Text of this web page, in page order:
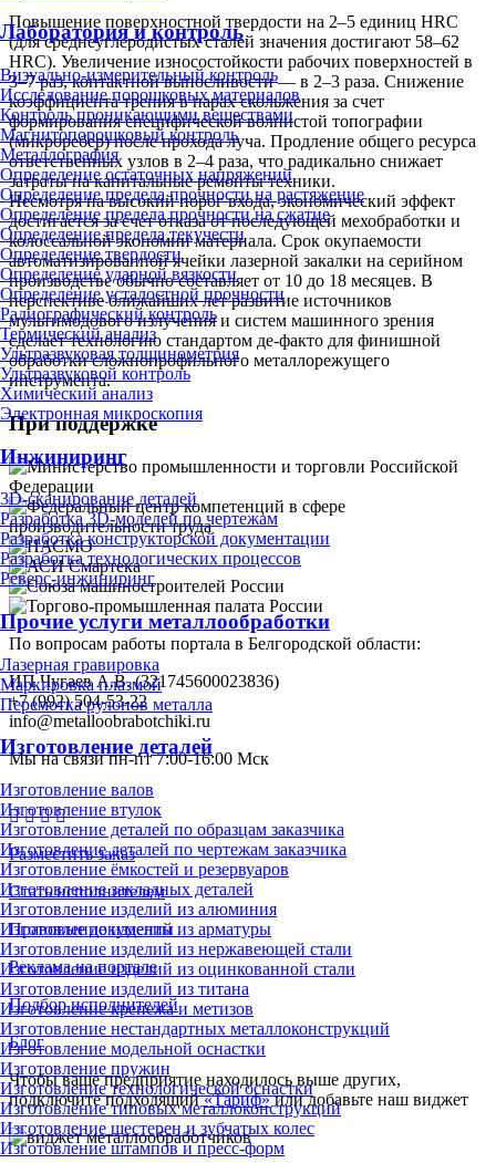
Лаборатория и контроль
Визуально-измерительный контроль
Исследование порошковых материалов
Контроль проникающими веществами
Магнитопорошковый контроль
Металлография
Определение остаточных напряжений
Определение предела прочности на растяжение
Определение предела прочности на сжатие
Определение предела текучести
Определение твердости
Определение ударной вязкости
Определение усталостной прочности
Радиографический контроль
Термический анализ
Ультразвуковая толщинометрия
Ультразвуковой контроль
Химический анализ
Электронная микроскопия
Инжиниринг
3D-сканирование деталей
Разработка 3D-моделей по чертежам
Разработка конструкторской документации
Разработка технологических процессов
Реверс-инжиниринг
Прочие услуги металлообработки
Лазерная гравировка
Маркировка плазмой
Перемотка рулонов металла
Изготовление деталей
Изготовление валов
Изготовление втулок
Изготовление деталей по образцам заказчика
Изготовление деталей по чертежам заказчика
Изготовление ёмкостей и резервуаров
Изготовление закладных деталей
Изготовление изделий из алюминия
Изготовление изделий из арматуры
Изготовление изделий из нержавеющей стали
Изготовление изделий из оцинкованной стали
Изготовление изделий из титана
Изготовление крепежа и метизов
Изготовление нестандартных металлоконструкций
Изготовление модельной оснастки
Изготовление пружин
Изготовление технологической оснастки
Изготовление типовых металлоконструкций
Изготовление шестерен и зубчатых колес
Изготовление штампов и пресс-форм
Повышение поверхностной твердости на 2–5 единиц HRC
(для среднеуглеродистых сталей значения достигают 58–62
HRC). Увеличение износостойкости рабочих поверхностей в
3–7 раз, контактной выносливости — в 2–3 раза. Снижение
коэффициента трения в парах скольжения за счет
формирования специфической волнистой топографии
(микроребер) после прохода луча. Продление общего ресурса
ответственных узлов в 2–4 раза, что радикально снижает
затраты на капитальные ремонты техники.
Несмотря на высокий порог входа, экономический эффект
достигается за счет отказа от последующей мехобработки и
колоссальной экономии материала. Срок окупаемости
автоматизированной ячейки лазерной закалки на серийном
производстве обычно составляет от 10 до 18 месяцев. В
перспективе ближайших лет развитие источников
мультимодового излучения и систем машинного зрения
сделает технологию стандартом де-факто для финишной
обработки сложнопрофильного металлорежущего
инструмента.
При поддержке
По вопросам работы портала в Белгородской области:
ИП Чугаев А.В. (321745600023836)
+7 (992) 504-53-22
info@metalloobrabotchiki.ru
Мы на связи пн-пт 7:00-16:00 Мск
Разместить заказ
Стать исполнителем
Правовые документы
Реклама на портале
Подбор исполнителей
Блог
Чтобы ваше предприятие находилось выше других,
подключите подходящий«Тариф»или добавьте наш виджет